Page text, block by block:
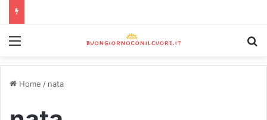
Home / nata